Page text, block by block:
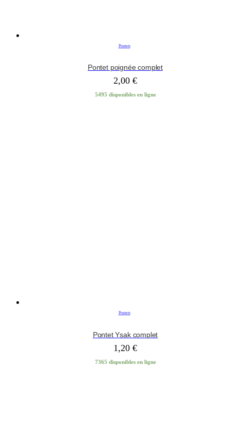
Pontets
Pontet poignée complet
2,00 €
5495 disponibles en ligne
Pontets
Pontet Ysak complet
1,20 €
7365 disponibles en ligne